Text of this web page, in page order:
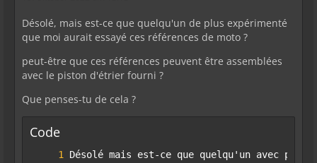
Désolé, mais est-ce que quelqu'un de plus expérimenté
que moi aurait essayé ces références de moto ?
peut-être que ces références peuvent être assemblées
avec le piston d'étrier fourni ?
Que penses-tu de cela ?
Code